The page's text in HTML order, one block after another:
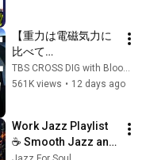
起源／「日本人」の
起源とは／「科博ク
ラファン」の裏側と
目的【EXTREME
【重力は電磁気力に
比べて
0.000000000000000
0000000000000000
自体の性質で「力」
ではない】物理学
TBS CROSS DIG with Bloomberg
561K views • 12 days ago
Work Jazz Playlist
☕ Smooth Jazz and